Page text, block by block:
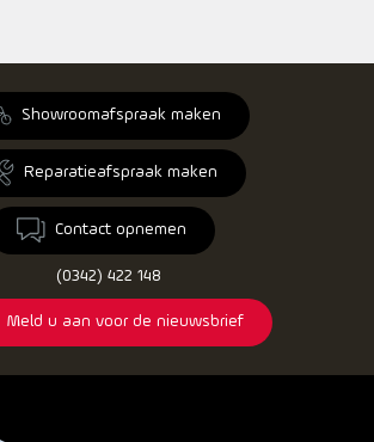
Showroomafspraak maken
Reparatieafspraak maken
Contact opnemen
(0342) 422 148
Meld u aan voor de nieuwsbrief